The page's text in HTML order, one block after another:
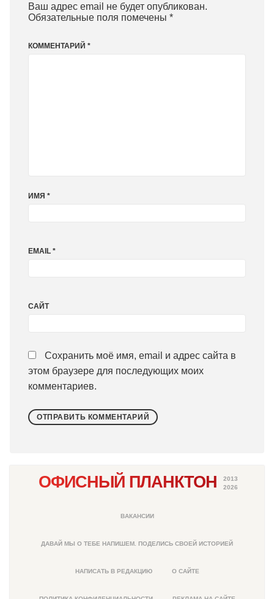
Ваш адрес email не будет опубликован.
Обязательные поля помечены *
КОММЕНТАРИЙ *
ИМЯ *
EMAIL *
САЙТ
Сохранить моё имя, email и адрес сайта в
этом браузере для последующих моих
комментариев.
ОФИСНЫЙ ПЛАНКТОН
2013
2026
ВАКАНСИИ
ДАВАЙ МЫ О ТЕБЕ НАПИШЕМ. ПОДЕЛИСЬ СВОЕЙ ИСТОРИЕЙ
НАПИСАТЬ В РЕДАКЦИЮ О САЙТЕ